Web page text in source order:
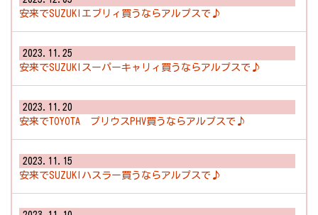
安来でSUZUKIエブリィ買うならアルプスで♪
2023.11.25
安来でSUZUKIスーパーキャリィ買うならアルプスで♪
2023.11.20
安来でTOYOTA プリウスPHV買うならアルプスで♪
2023.11.15
安来でSUZUKIハスラー買うならアルプスで♪